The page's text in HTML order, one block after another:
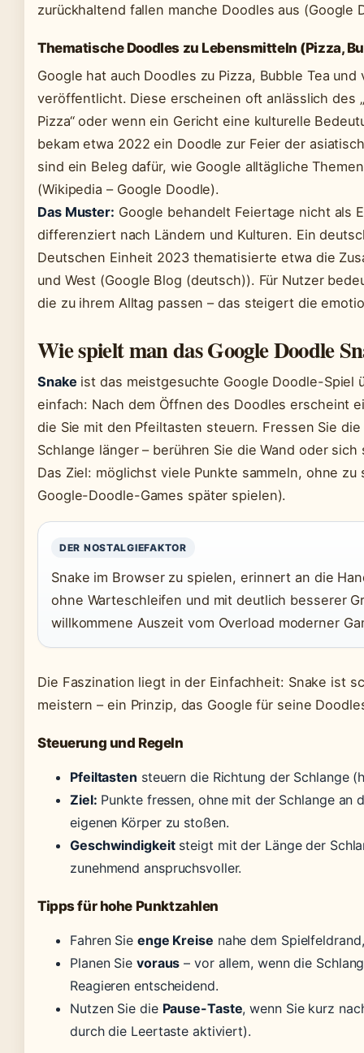
zurückhaltend fallen manche Doodles aus (Google
Thematische Doodles zu Lebensmitteln (Pizza,
Google hat auch Doodles zu Pizza, Bubble Tea
veröffentlicht. Diese erscheinen oft anlässlich des
Pizza“ oder wenn ein Gericht eine kulturelle
bekam etwa 2022 ein Doodle zur Feier der
sind ein Beleg dafür, wie Google alltägliche
(Wikipedia – Google Doodle).
Das Muster: Google behandelt Feiertage nicht als
differenziert nach Ländern und Kulturen. Ein
Deutschen Einheit 2023 thematisierte etwa die
und West (Google Blog (deutsch)). Für Nutzer
die zu ihrem Alltag passen – das steigert die
Wie spielt man das Google Doodle
Snakeist das meistgesuchte Google Doodle-Spiel
einfach: Nach dem Öffnen des Doodles erscheint
die Sie mit den Pfeiltasten steuern. Fressen Sie
Schlange länger – berühren Sie die Wand oder
Das Ziel: möglichst viele Punkte sammeln, ohne zu
Google-Doodle-Games später spielen).
DER NOSTALGIEFAKTOR
Snake im Browser zu spielen, erinnert an die
ohne Warteschleifen und mit deutlich besserer
willkommene Auszeit vom Overload moderner
Die Faszination liegt in der Einfachheit: Snake ist
meistern – ein Prinzip, das Google für seine
Steuerung und Regeln
Pfeiltasten steuern die Richtung der Schlange
Ziel: Punkte fressen, ohne mit der Schlange an
eigenen Körper zu stoßen.
Geschwindigkeitsteigt mit der Länge der
zunehmend anspruchsvoller.
Tipps für hohe Punktzahlen
Fahren Sie enge Kreise nahe dem
Planen Sie voraus – vor allem, wenn die
Reagieren entscheidend.
Nutzen Sie die Pause-Taste, wenn Sie kurz
durch die Leertaste aktiviert).